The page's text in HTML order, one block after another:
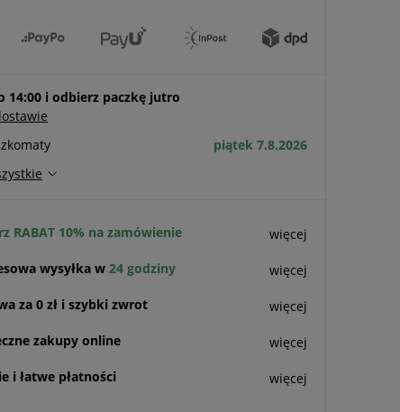
14:00 i odbierz paczkę jutro
piątek 7.8.2026
RABAT 10% na zamówienie więcej
wysyłka w 24 godziny więcej
za 0 zł i szybki zwrot więcej
zakupy online więcej
i łatwe płatności więcej